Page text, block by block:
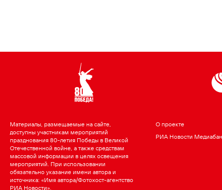
Материалы, размещаемые на сайте,
доступны участникам мероприятий
празднования 80-летия Победы в Великой
Отечественной войне, а также средствам
массовой информации в целях освещения
мероприятий. При использовании
обязательно указание имени автора и
источника: «Имя автора/Фотохост-агентство
РИА Новости».
О проекте
РИА Новости